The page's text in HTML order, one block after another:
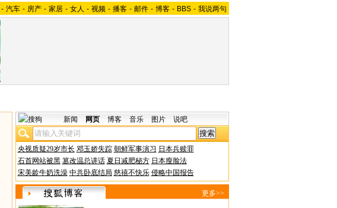
- 汽车 - 房产 - 家居 - 女人 - 视频 - 播客 - 邮件 - 博客 - BBS - 我说两句
新闻 网页 博客 音乐 图片 说吧
央视质疑29岁市长 邓玉娇失踪 朝鲜军事演习 日本兵赎罪
石首网站被黑 篡改温总讲话 夏日减肥秘方 日本瘦脸法
宋美龄牛奶洗澡 中共卧底结局 慈禧不快乐 侵略中国报告
更多>>